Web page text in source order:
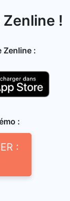
!
Zenline :
:
: